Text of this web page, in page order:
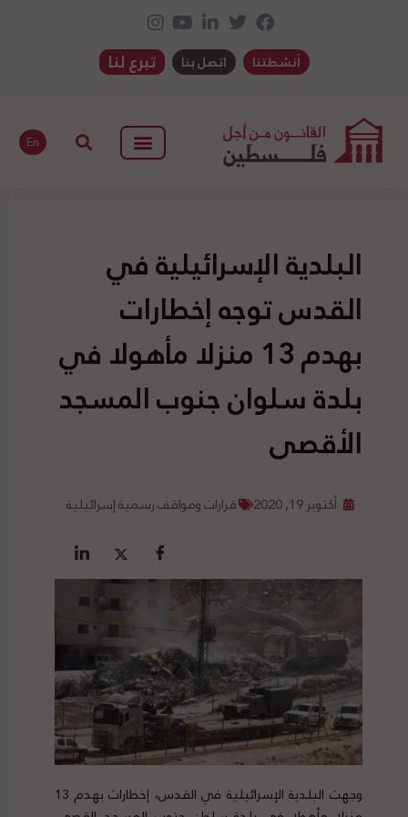
أنشطتنا اتصل بنا تبرع لنا
En
البلدية الإسرائيلية في
القدس توجه إخطارات
بهدم 13 منزلا مأهولا في
بلدة سلوان جنوب المسجد
الأقصى
أكتوبر 19, 2020 قرارات ومواقف رسمية إسرائيلية
وجهت البلدية الإسرائيلية في القدس، إخطارات بهدم 13